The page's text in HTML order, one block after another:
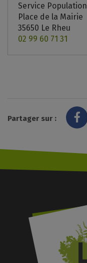
Service Population
Place de la Mairie
35650 Le Rheu
02 99 60 71 31
Partager sur :